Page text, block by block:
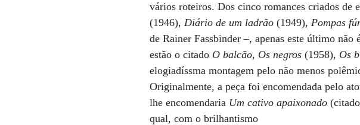
vários roteiros. Dos cinco romances criados de
(1946),Diário de um ladrão (1949),Pompas
de Rainer Fassbinder –, apenas este último
estão o citado O balcão, Os negros (1958), Os
elogiadíssma montagem pelo não menos
Originalmente, a peça foi encomendada pelo
lhe encomendaria Um cativo apaixonado
qual, com o brilhantismo